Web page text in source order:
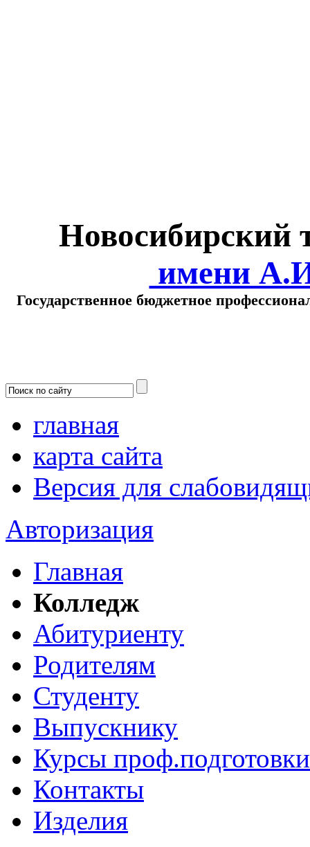
Новосибирский
имени
Государственное бюджетное
главная
карта сайта
Версия для
Авторизация
Главная
Колледж
Абитуриенту
Родителям
Студенту
Выпускнику
Курсы проф.подготовки
Контакты
Изделия